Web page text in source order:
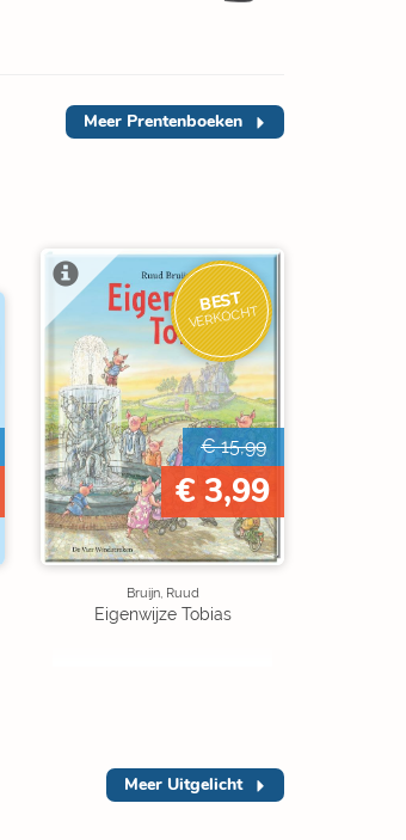
Meer Prentenboeken
BEST
VERKOCHT
€ 15,99
€ 3,99
Bruijn, Ruud
Eigenwijze Tobias
Meer Uitgelicht